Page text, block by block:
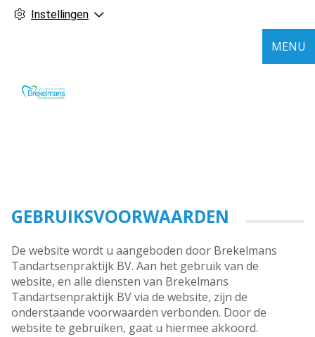
Instellingen
MENU
GEBRUIKSVOORWAARDEN
De website wordt u aangeboden door Brekelmans
Tandartsenpraktijk BV. Aan het gebruik van de
website, en alle diensten van Brekelmans
Tandartsenpraktijk BV via de website, zijn de
onderstaande voorwaarden verbonden. Door de
website te gebruiken, gaat u hiermee akkoord.